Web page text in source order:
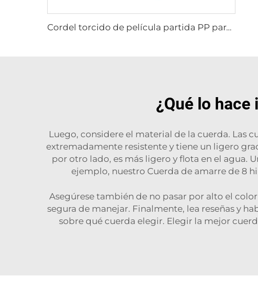
Cordel torcido de película partida PP para atar pacas
¿Qué lo
Luego, considere el material de la cuerda. Las
extremadamente resistente y tiene un ligero
por otro lado, es más ligero y flota en el agua.
ejemplo, nuestro Cuerda de amarre de 8
Asegúrese también de no pasar por alto el
segura de manejar. Finalmente, lea reseñas y
sobre qué cuerda elegir. Elegir la mejor